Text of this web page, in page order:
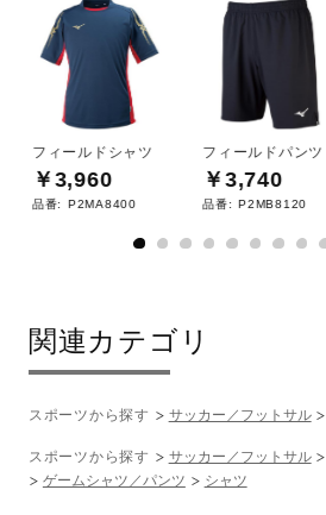
フィールドシャツ
￥3,960
品番: P2MA8400
フィールドパンツ
￥3,740
品番: P2MB8120
関連カテゴリ
スポーツから探す サッカー／フットサル
スポーツから探す サッカー／フットサル
ゲームシャツ／パンツ
シャツ